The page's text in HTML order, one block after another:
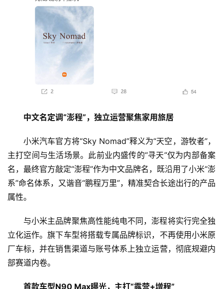
首
页
中文名定调“澎程”，独立运营聚焦家用旅居
小米汽车官方将“Sky Nomad”释义为“天空，游牧者”，
主打空间与生活场景。此前业内盛传的“寻天”仅为内部备案
名，最终官方敲定“澎程”作为中文品牌名，既沿用了小米“澎
系”命名体系，又谐音“鹏程万里”，精准契合长途出行的产品
属性。
与小米主品牌聚焦高性能纯电不同，澎程将实行完全独
立化运作。旗下车型将搭载专属品牌标识，不再使用小米原
厂车标，并在销售渠道与账号体系上独立运营，彻底规避内
部赛道内卷。
首款车型N90 Max曝光，主打“露营+增程”